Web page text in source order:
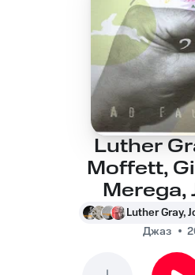
Luther
Moffett,
Merega,
William,
Riding the
Джаз